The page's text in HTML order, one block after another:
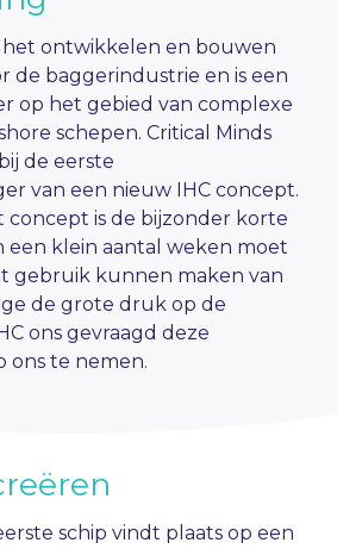
het ontwikkelen en bouwen
de baggerindustrie en is een
op het gebied van complexe
schepen. Critical Minds
de eerste
van een nieuw IHC concept.
concept is de bijzonder korte
een klein aantal weken moet
gebruik kunnen maken van
de grote druk op de
ons gevraagd deze
ons te nemen.
schip vindt plaats op een